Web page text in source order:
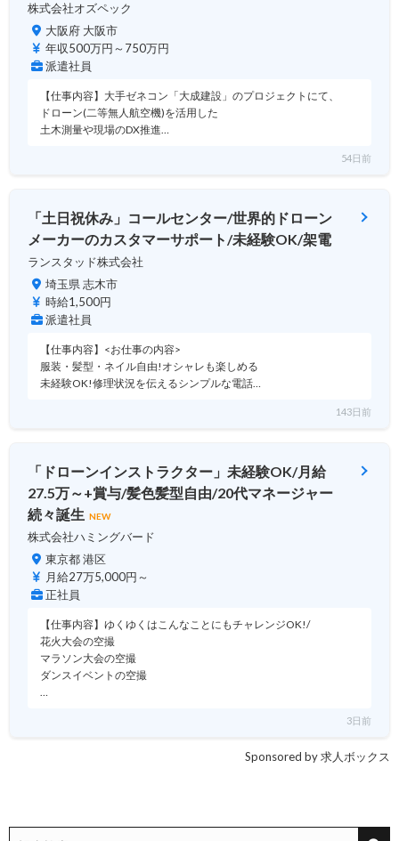
株式会社オズペック
大阪府 大阪市
年収500万円～750万円
派遣社員
【仕事内容】大手ゼネコン「大成建設」のプロジェクトにて、
ドローン(二等無人航空機)を活用した
土木測量や現場のDX推進…
54日前
「土日祝休み」コールセンター/世界的ドローン
メーカーのカスタマーサポート/未経験OK/架電
ランスタッド株式会社
埼玉県 志木市
時給1,500円
派遣社員
【仕事内容】<お仕事の内容>
服装・髪型・ネイル自由!オシャレも楽しめる
未経験OK!修理状況を伝えるシンプルな電話…
143日前
「ドローンインストラクター」未経験OK/月給
27.5万～+賞与/髪色髪型自由/20代マネージャー
続々誕生 NEW
株式会社ハミングバード
東京都 港区
月給27万5,000円～
正社員
【仕事内容】ゆくゆくはこんなことにもチャレンジOK!/
花火大会の空撮
マラソン大会の空撮
ダンスイベントの空撮
…
3日前
Sponsored by 求人ボックス